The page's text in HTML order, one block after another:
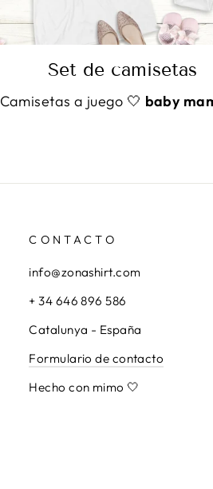
Set de camisetas
Camisetas a juego 🤍 baby
CONTACTO
info@zonashirt.com
+ 34 646 896 586
Catalunya - España
Formulario de contacto
Hecho con mimo 🤍